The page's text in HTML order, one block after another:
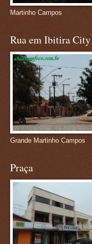
Martinho Campos
Rua em Ibitira City
Grande Martinho Campos
Praça